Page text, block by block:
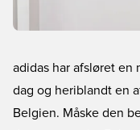
adidas har afsløret en
dag og heriblandt en
Belgien. Måske den